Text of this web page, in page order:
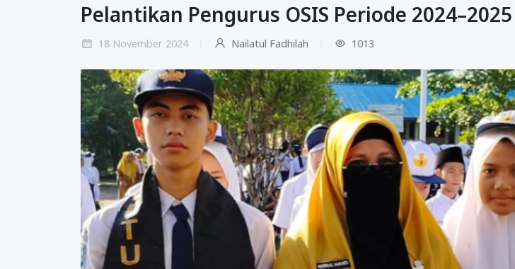
Pelantikan Pengurus OSIS Periode 2024–2025
18 November 2024 Nailatul Fadhilah 1013